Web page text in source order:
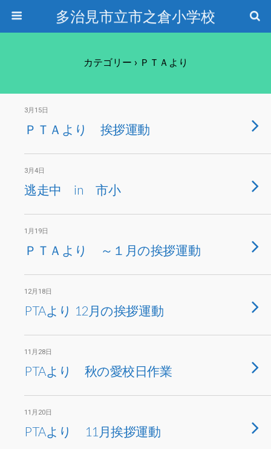
多治見市立市之倉小学校
カテゴリー › ＰＴＡより
3月15日
ＰＴＡより 挨拶運動
3月4日
逃走中 in 市小
1月19日
ＰＴＡより ～１月の挨拶運動
12月18日
PTAより 12月の挨拶運動
11月28日
PTAより 秋の愛校日作業
11月20日
PTAより 11月挨拶運動